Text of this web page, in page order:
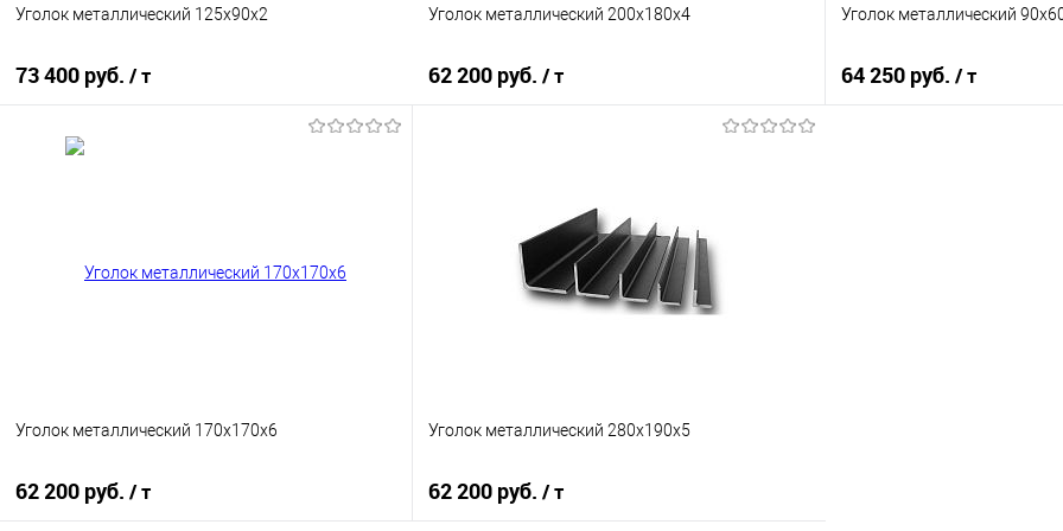
Уголок металлический 125х90х2
73 400 руб. / т
В избранное
Под заказ
Уголок металлический 200х180х4
62 200 руб. / т
Купить в 1 клик
Сравнение
В избранное
Под заказ
Уголок металлический
64 250 руб. / т
Уголок металлический 170х170х6
62 200 руб. / т
Уголок металлический 280х190х5
62 200 руб. / т